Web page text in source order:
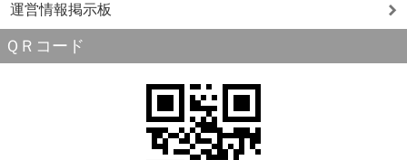
運営情報掲示板
ＱＲコード